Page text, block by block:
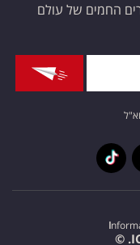
החמים של עולם
I